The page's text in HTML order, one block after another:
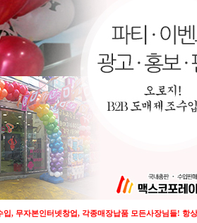
, 무자본인터넷창업, 각종매장납품 모든사장님들! 항